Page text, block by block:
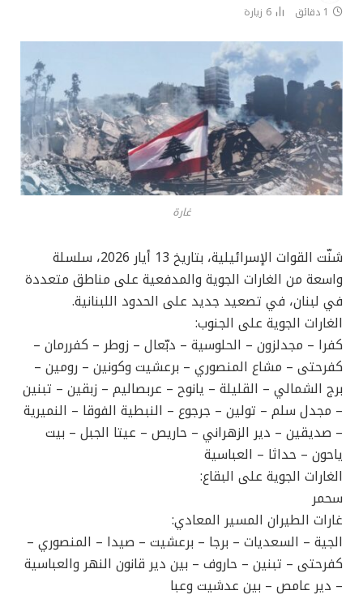
1 دقائق
6 زيارة
غارة
شنّت القوات الإسرائيلية، بتاريخ 13 أيار 2026، سلسلة
واسعة من الغارات الجوية والمدفعية على مناطق متعددة
في لبنان، في تصعيد جديد على الحدود اللبنانية.
الغارات الجوية على الجنوب:
كفرا – مجدلزون – الحلوسية – دبّعال – زوطر – كفررمان –
كفرحتى – مشاع المنصوري – برعشيت وكونين – رومين –
برج الشمالي – القليلة – يانوح – عربصاليم – زبقين – تبنين
– مجدل سلم – تولين – جرجوع – النبطية الفوقا – النميرية
– صديقين – دير الزهراني – حاريص – عيتا الجبل – بيت
ياحون – حداثا – العباسية
الغارات الجوية على البقاع:
سحمر
غارات الطيران المسير المعادي:
الجية – السعديات – برجا – برعشيت – صيدا – المنصوري –
كفرحتى – تبنين – حاروف – بين دير قانون النهر والعباسية
– دير عامص – بين عدشيت وعبا